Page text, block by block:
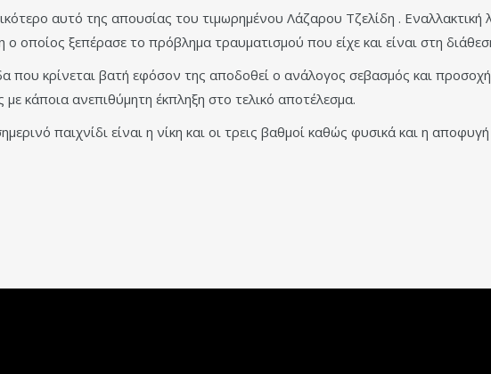
αυτό της απουσίας του τιμωρημένου Λάζαρου Τζελίδη . Εναλλακτική
οποίος ξεπέρασε το πρόβλημα τραυματισμού που είχε και είναι στη
που κρίνεται βατή εφόσον της αποδοθεί ο ανάλογος σεβασμός και
κάποια ανεπιθύμητη έκπληξη στο τελικό αποτέλεσμα.
παιχνίδι είναι η νίκη και οι τρεις βαθμοί καθώς φυσικά και η